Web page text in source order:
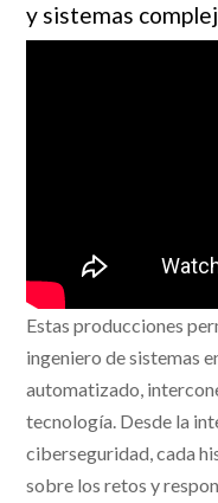
y sistemas
Estas producciones
ingeniero de sistemas
automatizado,
tecnología. Desde la
ciberseguridad, cada
sobre los retos y